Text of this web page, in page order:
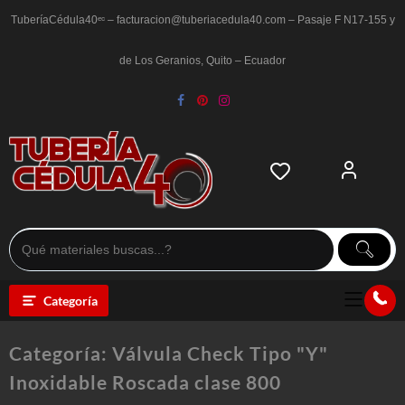
TuberíaCédula40ᵉᶜ – facturacion@tuberiacedula40.com – Pasaje F N17-155 y
de Los Geranios, Quito – Ecuador
Categoría
Categoría: Válvula Check Tipo "Y"
Inoxidable Roscada clase 800